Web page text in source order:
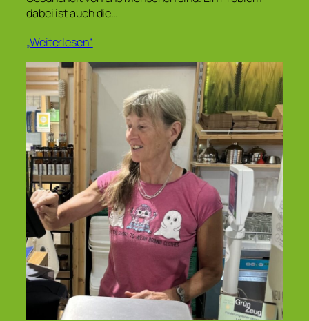
dabei ist auch die…
„Weiterlesen“